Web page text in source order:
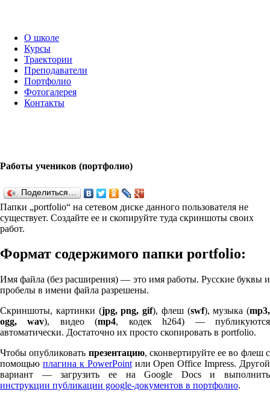
О школе
Курсы
Траектории
Преподаватели
Портфолио
Фотогалерея
Контакты
Работы учеников (портфолио)
Поделиться…
Папки „port­fo­lio“ на сетевом диске данного пользователя не
существует. Создайте ее и скопируйте туда скриншоты своих
работ.
Формат содержимого папки port­fo­lio:
Имя файла (без расширения) — это имя работы. Русские буквы и
пробелы в имени файла разрешены.
Скриншоты, картинки (jpg, png, gif), флеш (swf), музыка (mp3,
ogg, wav), видео (mp4, кодек h264) — публикуются
автоматически. Достаточно их просто скопировать в port­fo­lio.
Чтобы опубликовать презентацию, сконвертируйте ее во флеш с
помощью плагина к Pow­er­Pointили Open Office Impress. Другой
вариант — загрузить ее на Google Docs и выполнить
инструкции публикации google-документов в портфолио.